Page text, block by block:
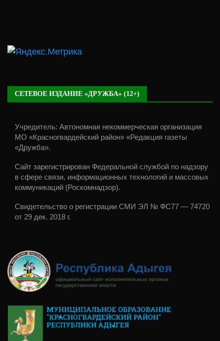
СЕТЕВОЕ ИЗДАНИЕ «ДРУЖБА» (12+)
Учредитель: Автономная некоммерческая организация
МО «Красногвардейский район» «Редакция газеты
«Дружба».
Сайт зарегистрирован Федеральной службой по надзору
в сфере связи, информационных технологий и массовых
коммуникаций (Роскомнадзор).
Свидетельство о регистрации СМИ ЭЛ № ФС77 — 74720
от 29 дек. 2018 г.